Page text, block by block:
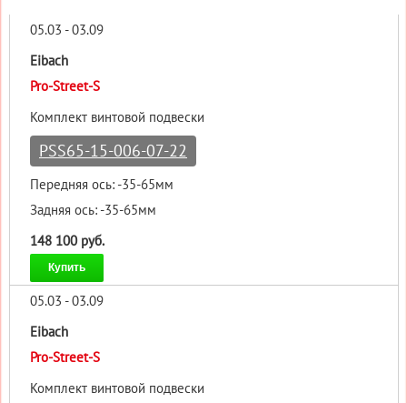
05.03 - 03.09
Eibach
Pro-Street-S
Комплект винтовой подвески
PSS65-15-006-07-22
Передняя ось: -35-65мм
Задняя ось: -35-65мм
148 100 руб.
Купить
05.03 - 03.09
Eibach
Pro-Street-S
Комплект винтовой подвески